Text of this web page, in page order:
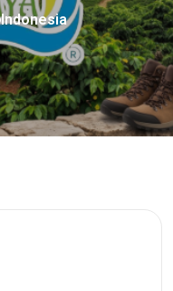
Indonesia